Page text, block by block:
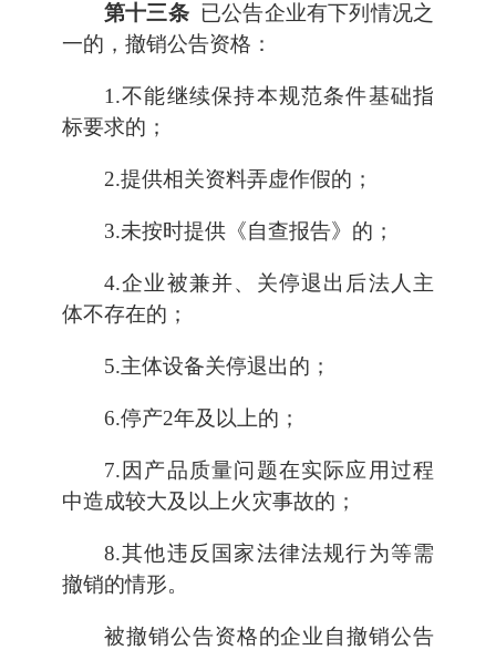
第十三条已公告企业有下列情况之
一的，撤销公告资格：
1.不能继续保持本规范条件基础指
标要求的；
2.提供相关资料弄虚作假的；
3.未按时提供《自查报告》的；
4.企业被兼并、关停退出后法人主
体不存在的；
5.主体设备关停退出的；
6.停产2年及以上的；
7.因产品质量问题在实际应用过程
中造成较大及以上火灾事故的；
8.其他违反国家法律法规行为等需
撤销的情形。
被撤销公告资格的企业自撤销公告